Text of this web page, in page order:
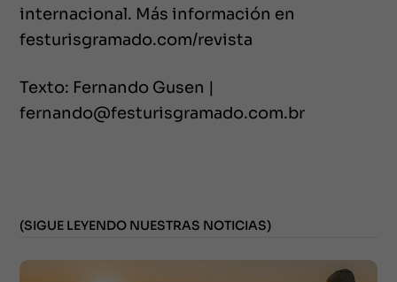
internacional. Más información en
festurisgramado.com/revista
Texto: Fernando Gusen |
fernando@festurisgramado.com.br
(SIGUE LEYENDO NUESTRAS NOTICIAS)